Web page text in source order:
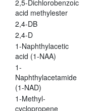
2,5-Dichlorobenzoic
acid methylester
2,4-DB
2,4-D
1-Naphthylacetic
acid (1-NAA)
1-
Naphthylacetamide
(1-NAD)
1-Methyl-
cyclopropene